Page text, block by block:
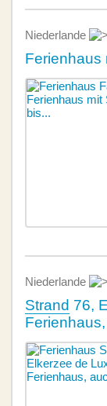
Niederlande
Ferienhaus
Niederlande
Strand 76,